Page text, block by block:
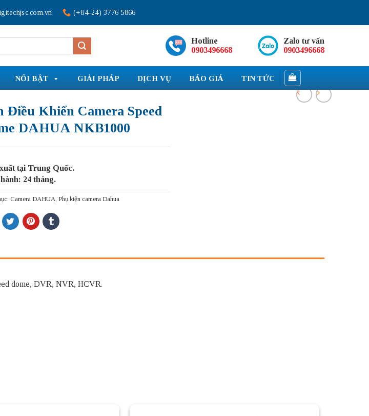
(+84-24) 3776 5866
Hotline
0903496668
Zalo tư vấn
0903496668
NỔI BẬT GIẢI PHÁP DỊCH VỤ BÁO GIÁ TIN TỨC
Điều Khiển Camera Speed
DAHUA NKB1000
tại Trung Quốc.
24 tháng.
Camera DAHUA, Phụ kiện camera Dahua
dome, DVR, NVR, HCVR.